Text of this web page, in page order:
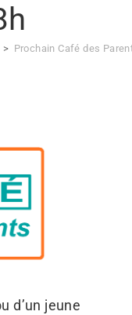
> Prochain Café des
d’un jeune